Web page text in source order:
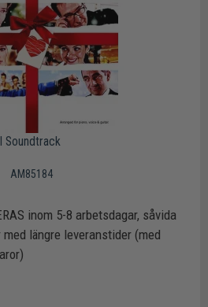
Soundtrack
AM85184
inom 5-8 arbetsdagar, såvida
längre leveranstider (med